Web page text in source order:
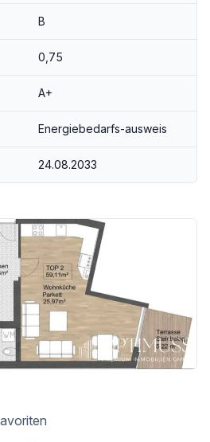
/ Quelle: OpenStreetMap
B
0,75
A+
Energiebedarfs-ausweis
24.08.2033